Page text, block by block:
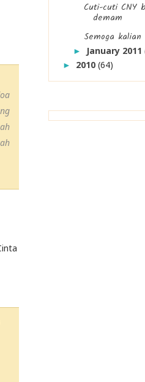
Cuti-cuti CNY
demam
Semoga
► January 2011
► 2010(64)